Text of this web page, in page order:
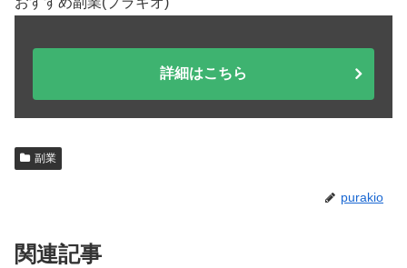
詳細はこちら
副業
purakio
関連記事